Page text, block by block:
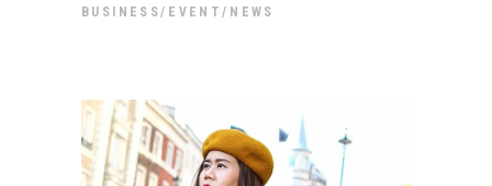
BUSINESS EVENT NEWS